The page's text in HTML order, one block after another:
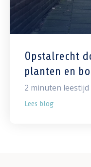
Opstalrecht
planten en
2 minuten leestijd
Lees blog